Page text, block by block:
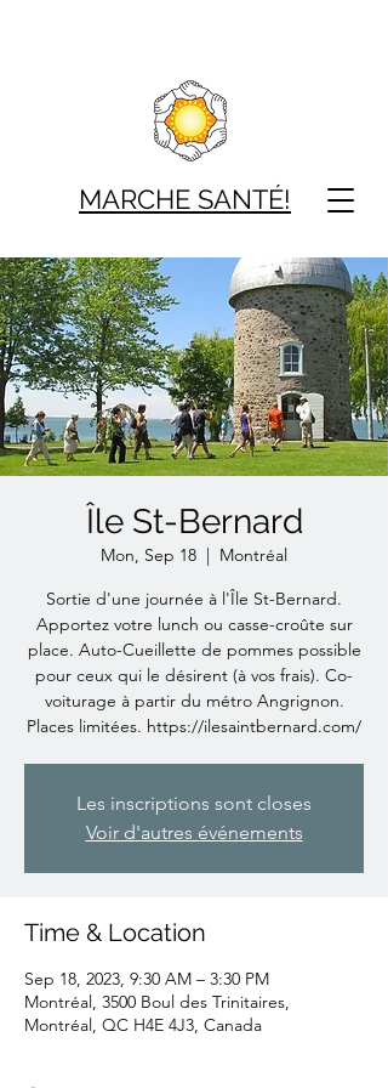
MARCHE SANTÉ!
Île St-Bernard
Mon, Sep 18
  |
Montréal
Sortie d'une journée à l'Île St-Bernard.
Apportez votre lunch ou casse-croûte sur
place. Auto-Cueillette de pommes possible
pour ceux qui le désirent (à vos frais). Co-
voiturage à partir du métro Angrignon.
Places limitées. https://ilesaintbernard.com/
Les inscriptions sont closes
Voir d'autres événements
Time & Location
Sep 18, 2023, 9:30 AM – 3:30 PM
Montréal, 3500 Boul des Trinitaires,
Montréal, QC H4E 4J3, Canada